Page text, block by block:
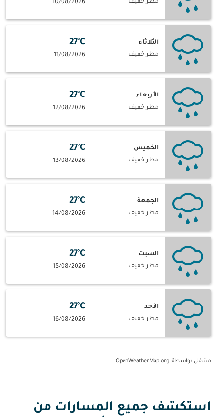
مطر خفيف 10/08/2026
الثلاثاء
مطر خفيف
27°C
11/08/2026
الأربعاء
مطر خفيف
27°C
12/08/2026
الخميس
مطر خفيف
27°C
13/08/2026
الجمعة
مطر خفيف
27°C
14/08/2026
السبت
مطر خفيف
27°C
15/08/2026
الأحد
مطر خفيف
27°C
16/08/2026
مشغل بواسطة: OpenWeatherMap.org
استكشف جميع المسارات من